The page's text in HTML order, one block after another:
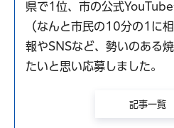
県で1位、市の公式
（なんと市民の10分の1に
報やSNSなど、勢いのある
たいと思い応募しました。
記事一覧